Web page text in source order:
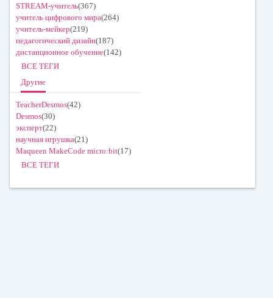
STREAM-учитель(367)
учитель цифрового мира(264)
учитель-мейкер(219)
педагогический дизайн(187)
дистанционное обучение(142)
ВСЕ ТЕГИ
Другие
TeacherDesmos(42)
Desmos(30)
эксперт(22)
научная игрушка(21)
Maqueen MakeCode micro:bit(17)
ВСЕ ТЕГИ